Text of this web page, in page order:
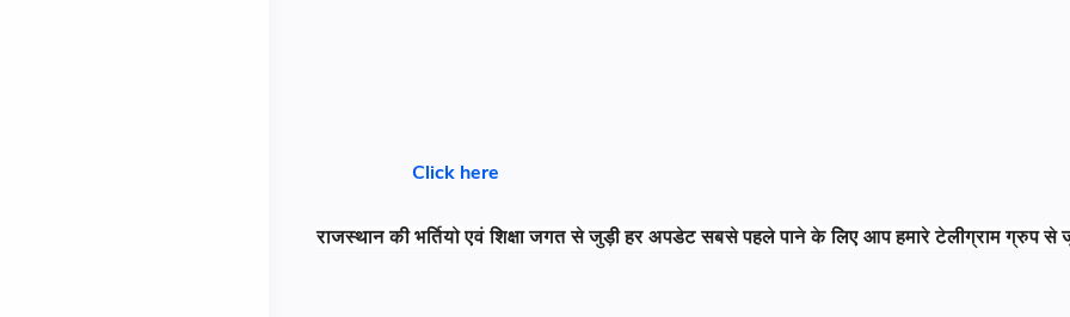
Click here
राजस्थान की भर्तियो एवं शिक्षा जगत से जुड़ी हर अपडेट सबसे पहले पाने के लिए आप हमारे टेलीग्राम ग्रुप से